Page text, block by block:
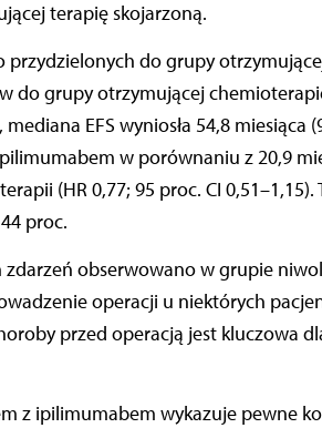
terapię skojarzoną.
przydzielonych do grupy
do grupy otrzymującej
EFS wyniosła 54,8 miesiąca
w porównaniu z 20,9
(HR 0,77; 95 proc. CI 0,51–1,15).
proc.
zdarzeń obserwowano w grupie
operacji u niektórych
przed operacją jest kluczowa
z ipilimumabem wykazuje pewne